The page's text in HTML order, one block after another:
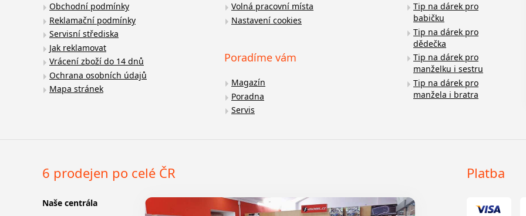
Obchodní podmínky
Reklamační podmínky
Servisní střediska
Jak reklamovat
Vrácení zboží do 14 dnů
Ochrana osobních údajů
Mapa stránek
Volná pracovní místa
Nastavení cookies
Poradíme vám
Magazín
Poradna
Servis
Tip na dárek pro
babičku
Tip na dárek pro
dědečka
Tip na dárek pro
manželku i sestru
Tip na dárek pro
manžela i bratra
6 prodejen po celé ČR
Naše centrála
Platba